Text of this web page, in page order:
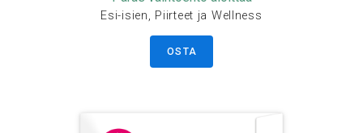
Esi-isien, Piirteet ja Wellness
OSTA